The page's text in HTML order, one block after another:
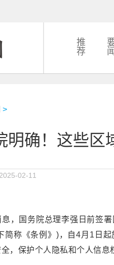
推
荐
闻
>
明确！这些区
02-11
，国务院总理李强日前签
简称《条例》)，自4月1日起
，保护个人隐私和个人信息